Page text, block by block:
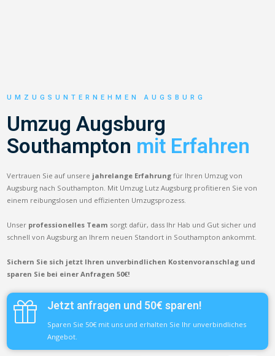
UMZUGSUNTERNEHMEN AUGSBURG
Umzug Augsburg
Southampton mit Erfahren
Vertrauen Sie auf unsere jahrelange Erfahrung für Ihren Umzug von
Augsburg nach Southampton. Mit Umzug Lutz Augsburg profitieren Sie von
einem reibungslosen und effizienten Umzugsprozess.
Unser professionelles Team sorgt dafür, dass Ihr Hab und Gut sicher und
schnell von Augsburg an Ihrem neuen Standort in Southampton ankommt.
Sichern Sie sich jetzt Ihren unverbindlichen Kostenvoranschlag und
sparen Sie bei einer Anfragen 50€!
Jetzt anfragen und 50€ sparen!
Sparen Sie 50€ mit uns und erhalten Sie Ihr unverbindliches
Angebot.